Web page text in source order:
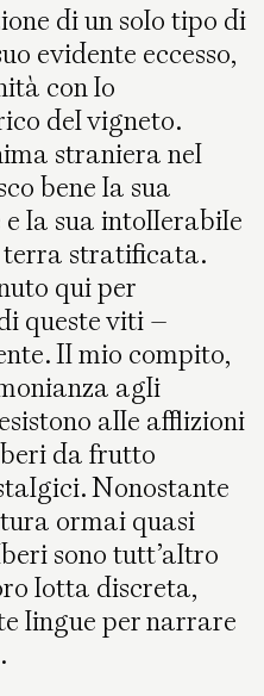
di un solo tipo di
evidente eccesso,
con lo
del vigneto.
straniera nel
bene la sua
e la sua intollerabile
stratificata.
qui per
queste viti –
Il mio compito,
agli
alle afflizioni
da frutto
Nonostante
ormai quasi
sono tutt’altro
lotta discreta,
lingue per narrare